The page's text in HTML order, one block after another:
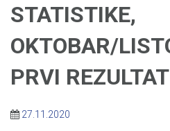
STATISTIKE,
OKTOBAR/
PRVI
27.11.2020